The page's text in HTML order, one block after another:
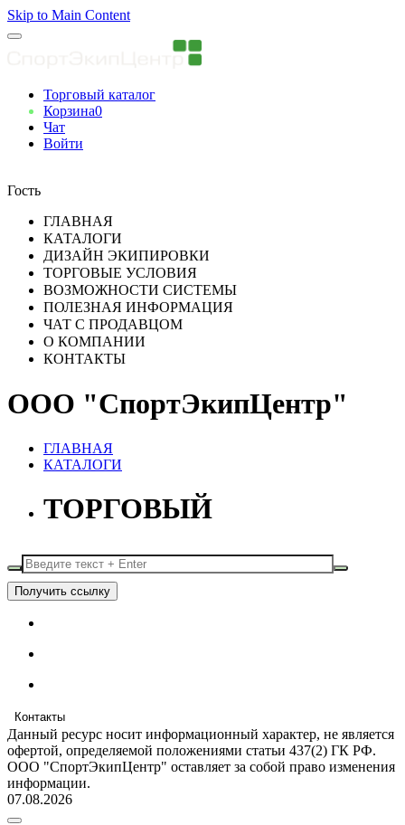
Skip to Main Content
Торговый каталог
Корзина0
Чат
Войти
Гость
ГЛАВНАЯ
КАТАЛОГИ
ДИЗАЙН ЭКИПИРОВКИ
ТОРГОВЫЕ УСЛОВИЯ
ВОЗМОЖНОСТИ СИСТЕМЫ
ПОЛЕЗНАЯ ИНФОРМАЦИЯ
ЧАТ С ПРОДАВЦОМ
О КОМПАНИИ
КОНТАКТЫ
ООО "СпортЭкипЦентр"
ГЛАВНАЯ
КАТАЛОГИ
ТОРГОВЫЙ
Получить ссылку
Контакты
Данный ресурс носит информационный характер, не является
офертой, определяемой положениями статьи 437(2) ГК РФ.
ООО "СпортЭкипЦентр" оставляет за собой право изменения
информации.
07.08.2026